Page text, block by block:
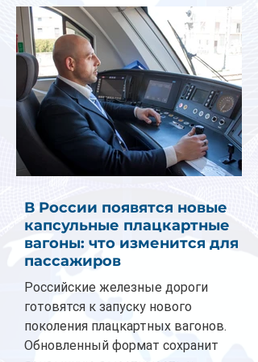
В России появятся новые
капсульные плацкартные
вагоны: что изменится для
пассажиров
Российские железные дороги
готовятся к запуску нового
поколения плацкартных вагонов.
Обновленный формат сохранит